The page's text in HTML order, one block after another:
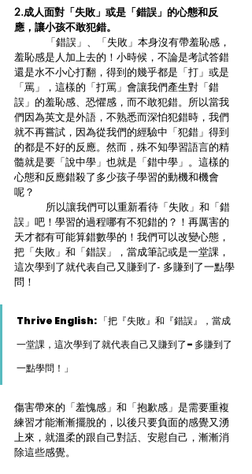
2.成人面對「失敗」或是「錯誤」的心態和反
應，讓小孩不敢犯錯。
羞恥感是人加上去的！小時候，不論是考試答錯
還是水不小心打翻，得到的幾乎都是「打」或是
「罵」，這樣的「打罵」會讓我們產生對「錯
誤」的羞恥感、恐懼感，而不敢犯錯。所以當我
們因為英文是外語，不熟悉而深怕犯錯時，我們
就不再嘗試，因為從我們的經驗中「犯錯」得到
的都是不好的反應。然而，殊不知學習語言的精
髓就是要「說中學」也就是「錯中學」。這樣的
心態和反應錯殺了多少孩子學習的動機和機會
呢？
誤」吧！學習的過程哪有不犯錯的？！再厲害的
天才都有可能算錯數學的！我們可以改變心態，
把「失敗」和「錯誤」，當成筆記或是一堂課，
這次學到了就代表自己又賺到了- 多賺到了一點學
問！
Thrive English: 「把『失敗』和『錯誤』，當成
一堂課，這次學到了就代表自己又賺到了- 多賺到了
一點學問！」
傷害帶來的「羞愧感」和「抱歉感」是需要重複
練習才能漸漸擺脫的，以後只要負面的感覺又湧
上來，就溫柔的跟自己對話、安慰自己，漸漸消
除這些感覺。